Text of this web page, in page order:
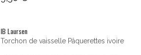
IB Laursen
Torchon de vaisselle Pâquerettes ivoire